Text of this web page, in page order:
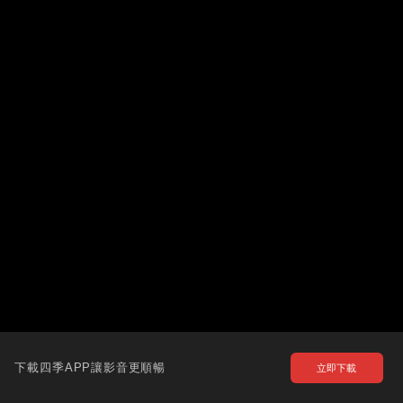
下載四季APP讓影音更順暢 立即下載